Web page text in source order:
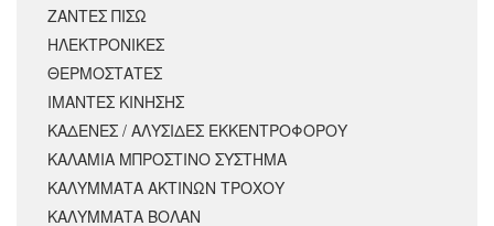
ΖΑΝΤΕΣ ΠΙΣΩ
ΗΛΕΚΤΡΟΝΙΚΕΣ
ΘΕΡΜΟΣΤΑΤΕΣ
ΙΜΑΝΤΕΣ ΚΙΝΗΣΗΣ
ΚΑΔΕΝΕΣ / ΑΛΥΣΙΔΕΣ ΕΚΚΕΝΤΡΟΦΟΡΟΥ
ΚΑΛΑΜΙΑ ΜΠΡΟΣΤΙΝΟ ΣΥΣΤΗΜΑ
ΚΑΛΥΜΜΑΤΑ ΑΚΤΙΝΩΝ ΤΡΟΧΟΥ
ΚΑΛΥΜΜΑΤΑ ΒΟΛΑΝ